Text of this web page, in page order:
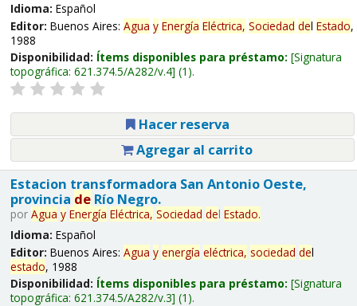
Idioma: Español
Editor: Buenos Aires: Agua y Energía Eléctrica, Sociedad del Estado,
1988
Disponibilidad: Ítems disponibles para préstamo: Signatura
topográfica: 621.374.5/A282/v.4 (1).
Hacer reserva
Agregar al carrito
Estacion transformadora San Antonio Oeste,
provincia deRío Negro.
por Agua y Energía Eléctrica, Sociedad del Estado.
Idioma: Español
Editor: Buenos Aires: Agua y energía eléctrica, sociedad del
estado, 1988
Disponibilidad: Ítems disponibles para préstamo: Signatura
topográfica: 621.374.5/A282/v.3 (1).